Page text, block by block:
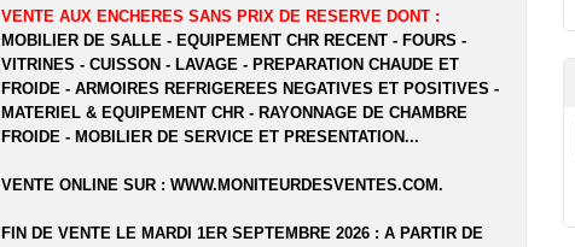
VENTE AUX ENCHERES SANS PRIX DE RESERVE DONT :
MOBILIER DE SALLE - EQUIPEMENT CHR RECENT - FOURS -
VITRINES - CUISSON - LAVAGE - PREPARATION CHAUDE ET
FROIDE - ARMOIRES REFRIGEREES NEGATIVES ET POSITIVES -
MATERIEL & EQUIPEMENT CHR - RAYONNAGE DE CHAMBRE
FROIDE - MOBILIER DE SERVICE ET PRESENTATION...
VENTE ONLINE SUR :WWW.MONITEURDESVENTES.COM.
FIN DE VENTE LE MARDI 1ER SEPTEMBRE 2026 : A PARTIR DE